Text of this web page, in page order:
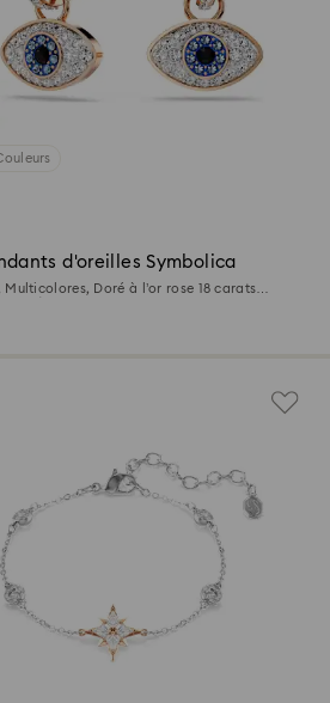
d'oreilles Symbolica
Doré à l’or rose 18 carats